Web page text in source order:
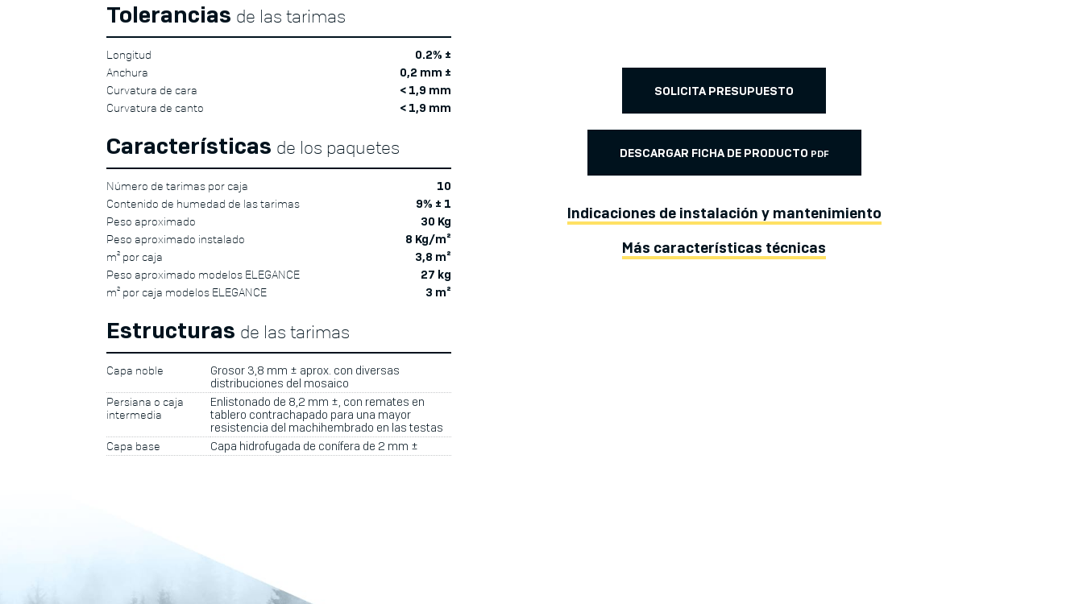
Tolerancias de las tarimas
Longitud 0.2% ±
Anchura 0,2 mm ±
Curvatura de cara < 1,9 mm
Curvatura de canto < 1,9 mm
Características de los paquetes
Número de tarimas por caja 10
Contenido de humedad de las tarimas 9% ± 1
Peso aproximado 30 Kg
Peso aproximado instalado 8 Kg/m²
m² por caja 3,8 m²
Peso aproximado modelos ELEGANCE 27 kg
m² por caja modelos ELEGANCE 3 m²
Estructuras de las tarimas
Capa noble
Grosor 3,8 mm ± aprox. con diversas
distribuciones del mosaico
Persiana o caja
intermedia
Enlistonado de 8,2 mm ±, con remates en
tablero contrachapado para una mayor
resistencia del machihembrado en las testas
Capa base
Capa hidrofugada de conífera de 2 mm ±
SOLICITA PRESUPUESTO
DESCARGAR FICHA DE PRODUCTO PDF
Indicaciones de instalación y mantenimiento
Más características técnicas